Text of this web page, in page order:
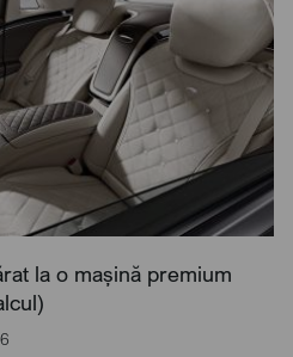
la o mașină premium